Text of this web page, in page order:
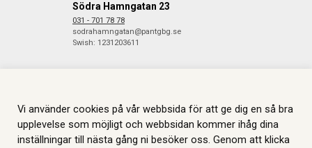
Södra Hamngatan 23
031 - 701 78 78
sodrahamngatan@pantgbg.se
Swish: 1231203611
© 2026 Göteborgs Pantbank. Alla rättigheter reserverade. Information
om Cookies.Skapas i samarbete medJGL.
Vi använder cookies på vår webbsida för att ge dig en så bra
upplevelse som möjligt och webbsidan kommer ihåg dina
inställningar till nästa gång ni besöker oss. Genom att klicka